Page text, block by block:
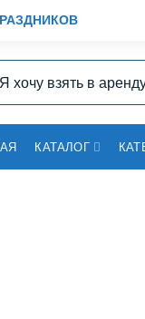
КАТАЛОГ